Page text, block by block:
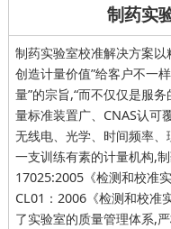
制药实
制药实验室校准解决方案
创造计量价值”给客户不一
量”的宗旨,“而不仅仅是服
量标准装置广、CNAS认可
无线电、光学、时间频率
一支训练有素的计量机构,
17025:2005《检测和校准
CL01：2006《检测和校准
了实验室的质量管理体系,